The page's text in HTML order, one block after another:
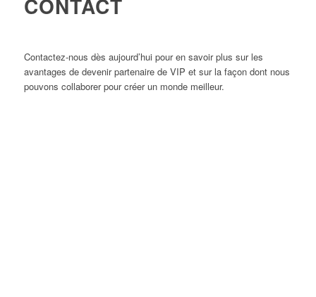
Contactez-nous dès aujourd’hui pour en savoir plus sur les
avantages de devenir partenaire de VIP et sur la façon dont nous
pouvons collaborer pour créer un monde meilleur.